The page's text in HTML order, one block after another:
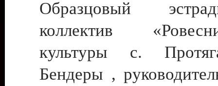
Образцовый
коллектив
культуры с.
Бендеры ,